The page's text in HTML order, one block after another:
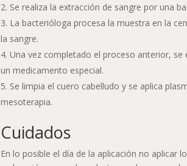
Se realiza la extracción de sangre por una
La bacterióloga procesa la muestra en la
la sangre.
Una vez completado el proceso anterior,
un medicamento especial.
Se limpia el cuero cabelludo y se aplica
mesoterapia.
Cuidados
En lo posible el día de la aplicación no aplicar